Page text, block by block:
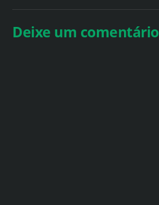
Deixe um comentário